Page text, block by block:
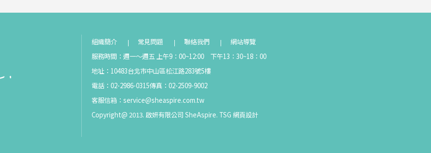
組織簡介 常見問題 聯絡我們
網站導覽
服務時間：週一～週五 上午9：00~12:00 下午13：30~18：00
地址：10483台北市中山區松江路283號5樓
電話：02-2986-0315傳真：02-2509-9002
客服信箱： service@sheaspire.com.tw
Copyright@ 2013. 啟妍有限公司 SheAspire. TSG 網頁設計